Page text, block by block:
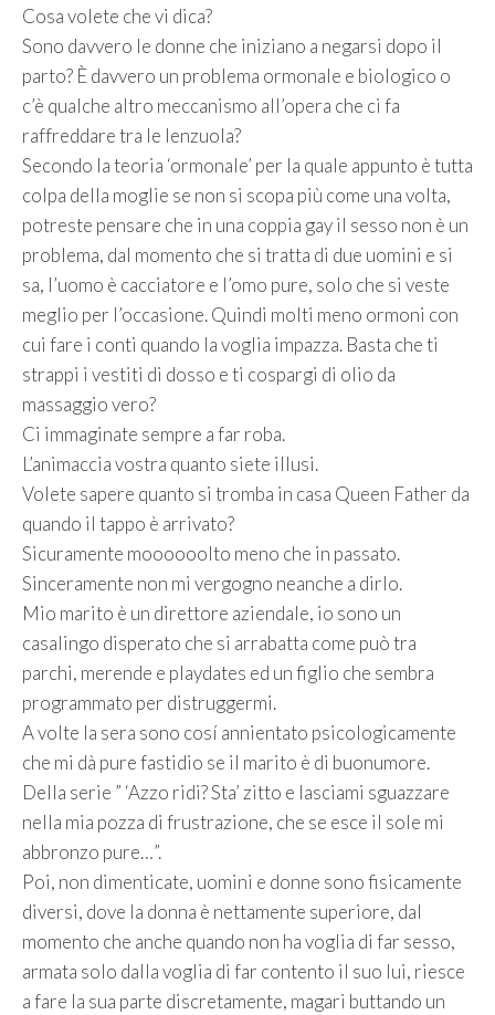
Cosa volete che vi dica?
Sono davvero le donne che iniziano a negarsi dopo il
parto? È davvero un problema ormonale e biologico o
c’è qualche altro meccanismo all’opera che ci fa
raffreddare tra le lenzuola?
Secondo la teoria ‘ormonale’ per la quale appunto è tutta
colpa della moglie se non si scopa più come una volta,
potreste pensare che in una coppia gay il sesso non è un
problema, dal momento che si tratta di due uomini e si
sa, l’uomo è cacciatore e l’omo pure, solo che si veste
meglio per l’occasione. Quindi molti meno ormoni con
cui fare i conti quando la voglia impazza. Basta che ti
strappi i vestiti di dosso e ti cospargi di olio da
massaggio vero?
Ci immaginate sempre a far roba.
L’animaccia vostra quanto siete illusi.
Volete sapere quanto si tromba in casa Queen Father da
quando il tappo è arrivato?
Sicuramente moooooolto meno che in passato.
Sinceramente non mi vergogno neanche a dirlo.
Mio marito è un direttore aziendale, io sono un
casalingo disperato che si arrabatta come può tra
parchi, merende e playdates ed un figlio che sembra
programmato per distruggermi.
A volte la sera sono cosí annientato psicologicamente
che mi dà pure fastidio se il marito è di buonumore.
Della serie ” ‘Azzo ridi? Sta’ zitto e lasciami sguazzare
nella mia pozza di frustrazione, che se esce il sole mi
abbronzo pure…”.
Poi, non dimenticate, uomini e donne sono fisicamente
diversi, dove la donna è nettamente superiore, dal
momento che anche quando non ha voglia di far sesso,
armata solo dalla voglia di far contento il suo lui, riesce
a fare la sua parte discretamente, magari buttando un